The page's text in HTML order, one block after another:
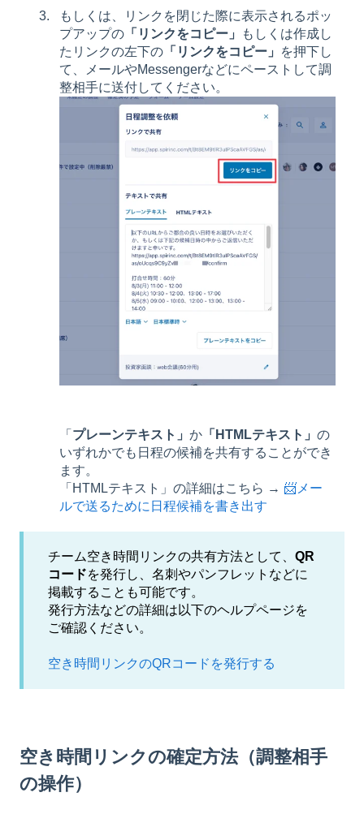
もしくは、リンクを閉じた際に表示されるポッ
プアップの 「リンクをコピー」
もしくは作成し
たリンクの左下の 「リンクをコピー」
を押下し
て、メールやMessengerなどにペーストして調
整相手に送付してください。
「 プレーンテキスト」 か 「HTMLテキスト」 の
いずれかでも日程の候補を共有することができ
ます。
「HTMLテキスト」の詳細はこちら → 📨メー
ルで送るために日程候補を書き出す
チーム空き時間リンクの共有方法として、 QR
コードを発行し、名刺やパンフレットなどに
掲載することも可能です。
発行方法などの詳細は以下のヘルプページを
ご確認ください。
空き時間リンクのQRコードを発行する
空き時間リンクの確定方法（調整相手
の操作）